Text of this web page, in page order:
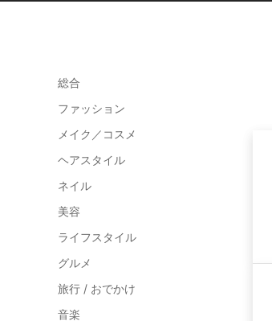
総合
ファッション
メイク／コスメ
ヘアスタイル
ネイル
美容
ライフスタイル
グルメ
旅行 / おでかけ
音楽